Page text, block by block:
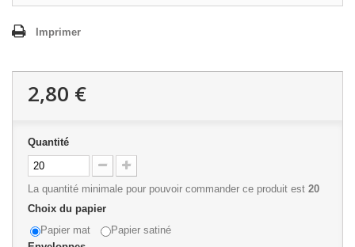
Imprimer
2,80 €
Quantité
La quantité minimale pour pouvoir commander ce produit est 20
Choix du papier
Papier mat
Papier satiné